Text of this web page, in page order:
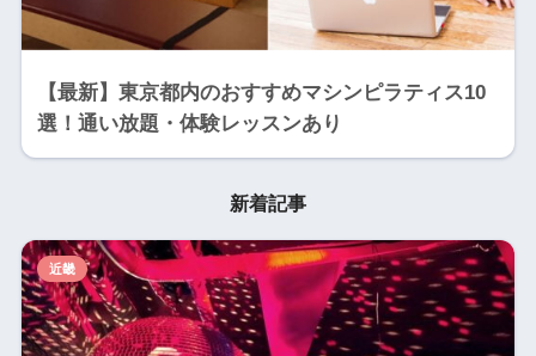
【最新】東京都内のおすすめマシンピラティス10
選！通い放題・体験レッスンあり
新着記事
近畿